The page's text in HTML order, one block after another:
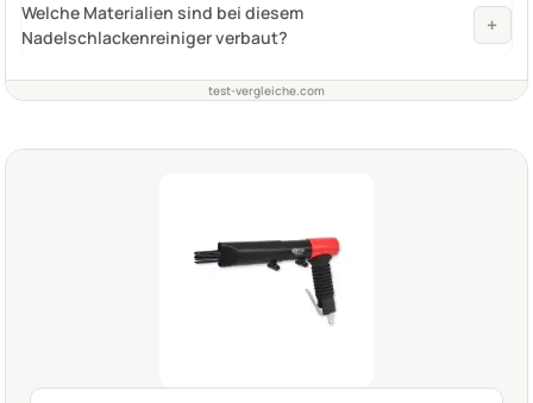
Welche Materialien sind bei diesem
Nadelschlackenreiniger verbaut?
+
test-vergleiche.com